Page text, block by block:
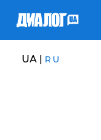
UA | RU